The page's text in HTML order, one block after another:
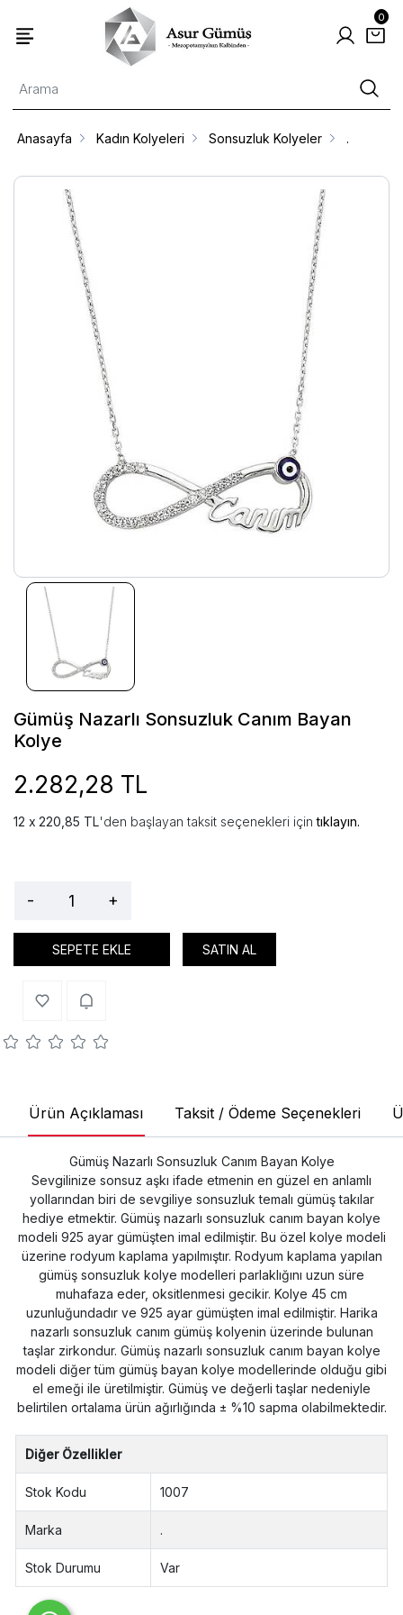
0
Anasayfa Kadın Kolyeleri Sonsuzluk Kolyeler .
Gümüş Nazarlı Sonsuzluk Canım Bayan
Kolye
2.282,28 TL
220,85 TL'den başlayan taksit seçenekleri içintıklayın.
- +
SEPETE EKLE SATIN AL
Ürün Açıklaması Taksit / Ödeme Seçenekleri
Gümüş Nazarlı Sonsuzluk Canım Bayan Kolye
Sevgilinize sonsuz aşkı ifade etmenin en güzel en anlamlı
yollarından biri de sevgiliye sonsuzluk temalı gümüş takılar
hediye etmektir. Gümüş nazarlı sonsuzluk canım bayan kolye
modeli 925 ayar gümüşten imal edilmiştir. Bu özel kolye modeli
üzerine rodyum kaplama yapılmıştır. Rodyum kaplama yapılan
gümüş sonsuzluk kolye modelleri parlaklığını uzun süre
muhafaza eder, oksitlenmesi gecikir. Kolye 45 cm
uzunluğundadır ve 925 ayar gümüşten imal edilmiştir. Harika
nazarlı sonsuzluk canım gümüş kolyenin üzerinde bulunan
taşlar zirkondur. Gümüş nazarlı sonsuzluk canım bayan kolye
modeli diğer tüm gümüş bayan kolye modellerinde olduğu gibi
el emeği ile üretilmiştir. Gümüş ve değerli taşlar nedeniyle
belirtilen ortalama ürün ağırlığında ± %10 sapma olabilmektedir.
Diğer Özellikler
Stok Kodu 1007
Marka .
Stok Durumu Var